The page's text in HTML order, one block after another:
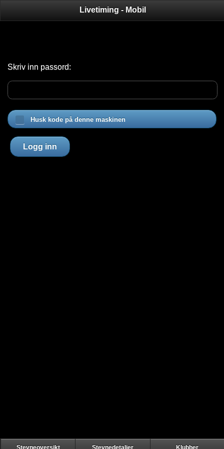
Livetiming - Mobil
Skriv inn passord:
Husk kode på denne maskinen
Logg inn
Stevneoversikt Stevnedetaljer Klubber